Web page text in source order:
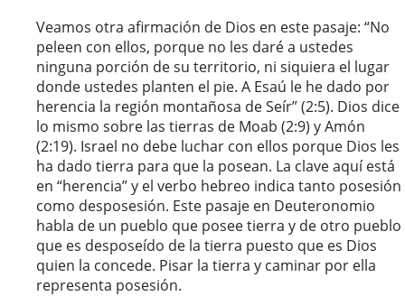
Veamos otra afirmación de Dios en este pasaje: “No
peleen con ellos, porque no les daré a ustedes
ninguna porción de su territorio, ni siquiera el lugar
donde ustedes planten el pie. A Esaú le he dado por
herencia la región montañosa de Seír” (2:5). Dios dice
lo mismo sobre las tierras de Moab (2:9) y Amón
(2:19). Israel no debe luchar con ellos porque Dios les
ha dado tierra para que la posean. La clave aquí está
en “herencia” y el verbo hebreo indica tanto posesión
como desposesión. Este pasaje en Deuteronomio
habla de un pueblo que posee tierra y de otro pueblo
que es desposeído de la tierra puesto que es Dios
quien la concede. Pisar la tierra y caminar por ella
representa posesión.